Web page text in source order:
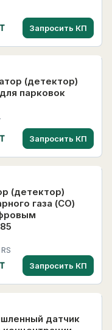
Запросить КП
(детектор)
парковок
Запросить КП
(детектор)
газа (СО)
Запросить КП
датчик